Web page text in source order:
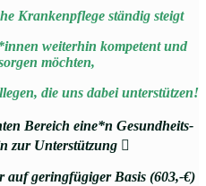
Krankenpflege ständig steigt
weiterhin kompetent und
möchten,
die uns dabei unterstützen!
Bereich eine*n Gesundheits-
zur Unterstützung 
auf geringfügiger Basis (603,-€)